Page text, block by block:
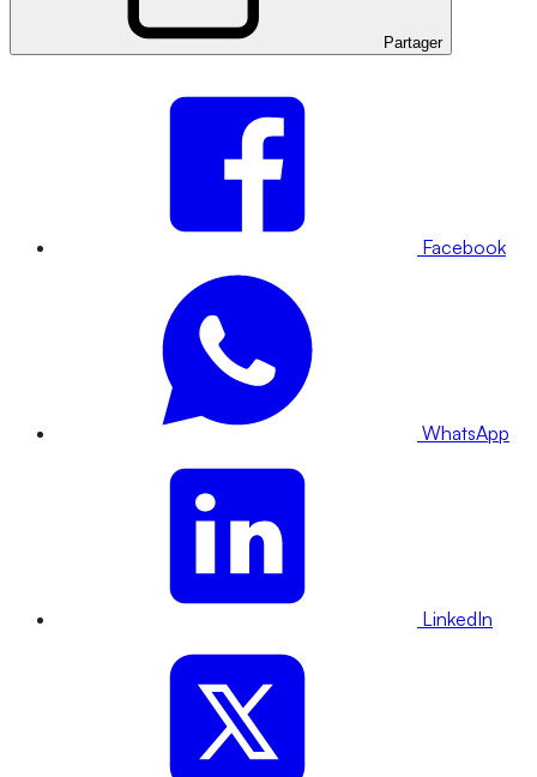
Partager
Facebook
WhatsApp
LinkedIn